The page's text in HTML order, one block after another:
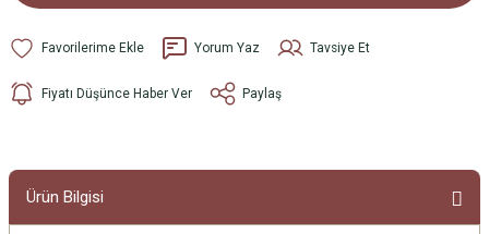
Yorum Yaz Tavsiye Et
Fiyatı Düşünce Haber Ver Paylaş
Ürün Bilgisi